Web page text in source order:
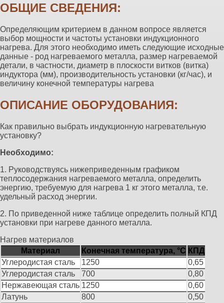
ОБЩИЕ СВЕДЕНИЯ:
Определяющим критерием в данном вопросе является
выбор мощности и частоты установки индукционного
нагрева. Для этого необходимо иметь следующие исходные
данные - род нагреваемого металла, размер нагреваемой
детали, в частности, диаметр в плоскости витков (витка)
индуктора (мм), производительность установки (кг/час), и
величину конечной температуры нагрева
ОПИСАНИЕ ОБОРУДОВАНИЯ:
Как правильно выбрать индукционную нагревательную
установку?
Необходимо:
1. Руководствуясь нижеприведенным графиком
теплосодержания нагреваемого металла, определить
энергию, требуемую для нагрева 1 кг этого металла, т.е.
удельный расход энергии.
2. По приведенной ниже таблице определить полный КПД
установки при нагреве данного металла.
Нагрев материалов
Материал
Конечная температура, °С КПД
Углеродистая сталь
1250
0,65
Углеродистая сталь
700
0,80
Нержавеющая сталь 1250
0,60
Латунь
800
0,50